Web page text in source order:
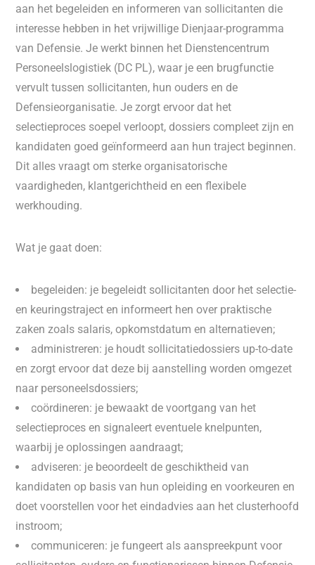
aan het begeleiden en informeren van sollicitanten die
interesse hebben in het vrijwillige Dienjaar-programma
van Defensie. Je werkt binnen het Dienstencentrum
Personeelslogistiek (DC PL), waar je een brugfunctie
vervult tussen sollicitanten, hun ouders en de
Defensieorganisatie. Je zorgt ervoor dat het
selectieproces soepel verloopt, dossiers compleet zijn en
kandidaten goed geïnformeerd aan hun traject beginnen.
Dit alles vraagt om sterke organisatorische
vaardigheden, klantgerichtheid en een flexibele
werkhouding.
Wat je gaat doen:
begeleiden: je begeleidt sollicitanten door het selectie-
en keuringstraject en informeert hen over praktische
zaken zoals salaris, opkomstdatum en alternatieven;
administreren: je houdt sollicitatiedossiers up-to-date
en zorgt ervoor dat deze bij aanstelling worden omgezet
naar personeelsdossiers;
coördineren: je bewaakt de voortgang van het
selectieproces en signaleert eventuele knelpunten,
waarbij je oplossingen aandraagt;
adviseren: je beoordeelt de geschiktheid van
kandidaten op basis van hun opleiding en voorkeuren en
doet voorstellen voor het eindadvies aan het clusterhoofd
instroom;
communiceren: je fungeert als aanspreekpunt voor